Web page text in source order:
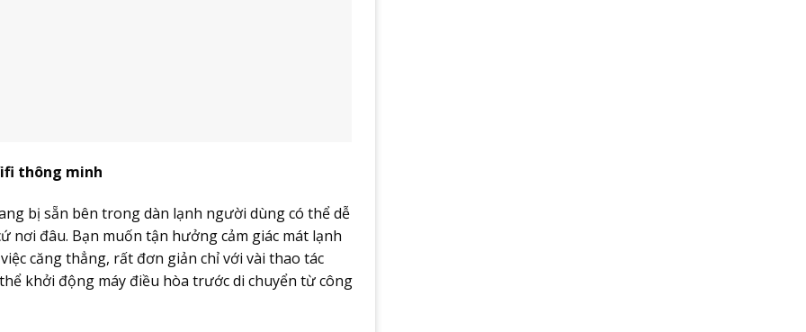
thông minh
bị sẵn bên trong dàn lạnh người dùng có thể dễ
nơi đâu. Bạn muốn tận hưởng cảm giác mát lạnh
căng thẳng, rất đơn giản chỉ với vài thao tác
khởi động máy điều hòa trước di chuyển từ công